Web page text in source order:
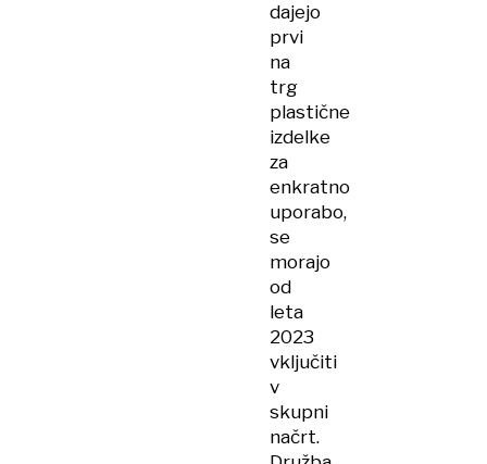
dajejo
prvi
na
trg
plastične
izdelke
za
enkratno
uporabo,
se
morajo
od
leta
2023
vključiti
v
skupni
načrt.